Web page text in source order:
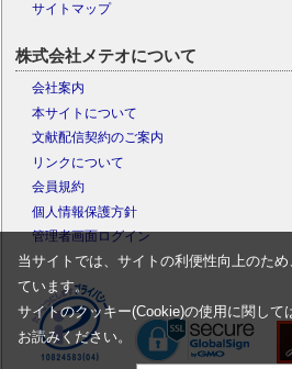
サイトマップ
株式会社メテオについて
会社案内
本サイトについて
文献配信契約のご案内
リンクについて
会員規約
個人情報保護方針
管理者画面ログイン
当サイトでは、サイトの利便性向上のた
ています。
サイトのクッキー(Cookie)の使用に関して
お読みください。